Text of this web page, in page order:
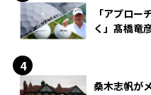
「アプロ
く」髙橋竜
桑木志帆が